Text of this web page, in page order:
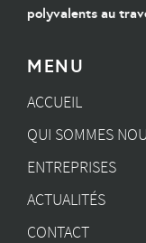
polyvalents au
MENU
ACCUEIL
QUI SOMMES
ENTREPRISES
ACTUALITÉS
CONTACT